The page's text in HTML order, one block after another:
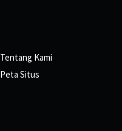
Tentang Kami
Peta Situs